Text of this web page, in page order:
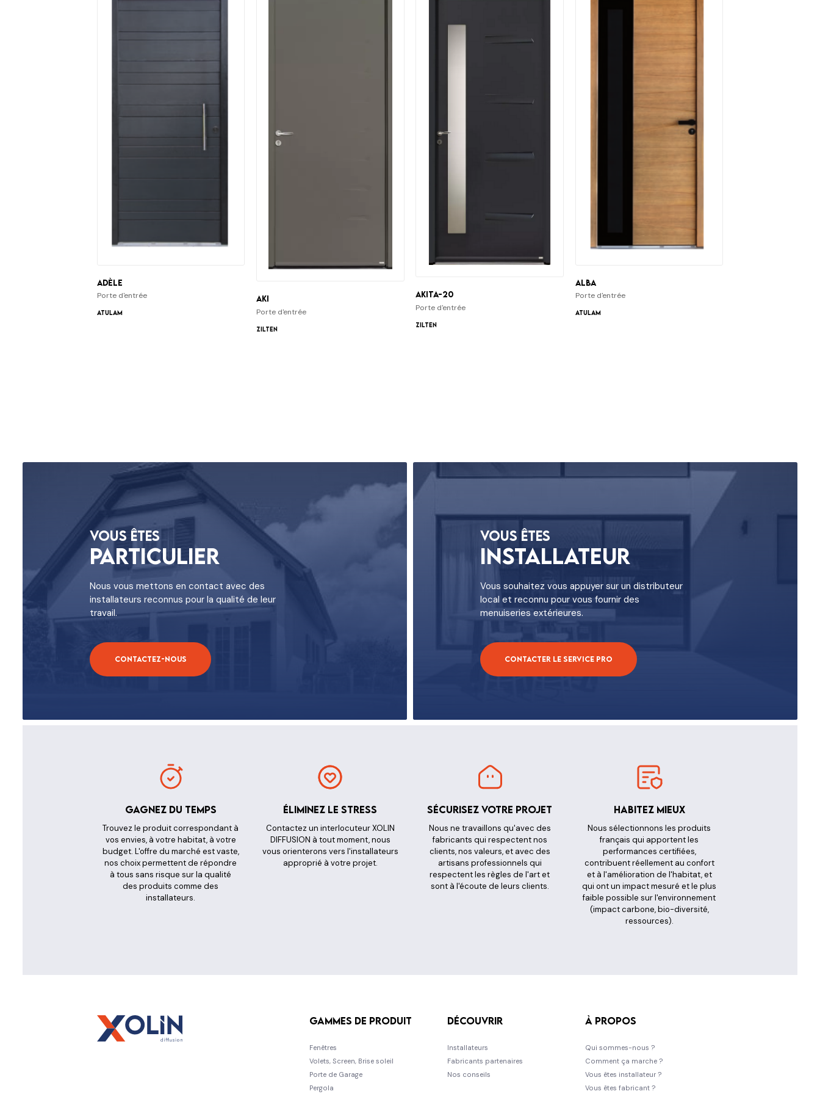
Adèle
Porte d'entrée
ATULAM
Aki
Porte d'entrée
Zilten
Akita-20
Porte d'entrée
Zilten
Alba
Porte d'entrée
ATULAM
Vous êtes
Particulier
Nous vous mettons en contact avec des
installateurs reconnus pour la qualité de leur
travail.
Contactez-nous
Vous êtes
Installateur
Vous souhaitez vous appuyer sur un distributeur
local et reconnu pour vous fournir des
menuiseries extérieures.
Contacter le service pro
Gagnez du temps
Trouvez le produit correspondant à
vos envies, à votre habitat, à votre
budget. L'offre du marché est vaste,
nos choix permettent de répondre
à tous sans risque sur la qualité
des produits comme des
installateurs.
Éliminez le stress
Contactez un interlocuteur XOLIN
DIFFUSION à tout moment, nous
vous orienterons vers l'installateurs
approprié à votre projet.
Sécurisez votre projet
Nous ne travaillons qu'avec des
fabricants qui respectent nos
clients, nos valeurs, et avec des
artisans professionnels qui
respectent les règles de l'art et
sont à l'écoute de leurs clients.
Habitez mieux
Nous sélectionnons les produits
français qui apportent les
performances certifiées,
contribuent réellement au confort
et à l'amélioration de l'habitat, et
qui ont un impact mesuré et le plus
faible possible sur l'environnement
(impact carbone, bio-diversité,
ressources).
Gammes de produit
Fenêtres
Volets, Screen, Brise soleil
Porte de Garage
Pergola
Découvrir
Installateurs
Fabricants partenaires
Nos conseils
À propos
Qui sommes-nous ?
Comment ça marche ?
Vous êtes installateur ?
Vous êtes fabricant ?